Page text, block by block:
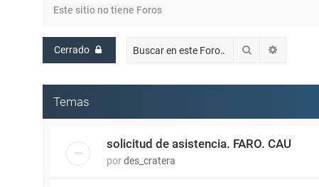
Este sitio no tiene Foros
Cerrado Buscar
Temas
solicitud de asistencia. FARO. CAU
pordes_cratera